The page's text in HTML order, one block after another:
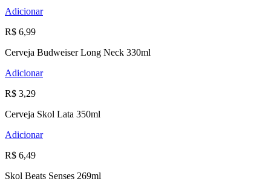
Adicionar
R$ 6,99
Cerveja Budweiser Long Neck 330ml
Adicionar
R$ 3,29
Cerveja Skol Lata 350ml
Adicionar
R$ 6,49
Skol Beats Senses 269ml